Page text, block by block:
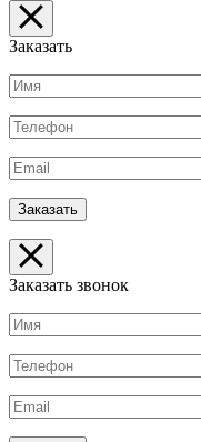
Заказать
Заказать звонок